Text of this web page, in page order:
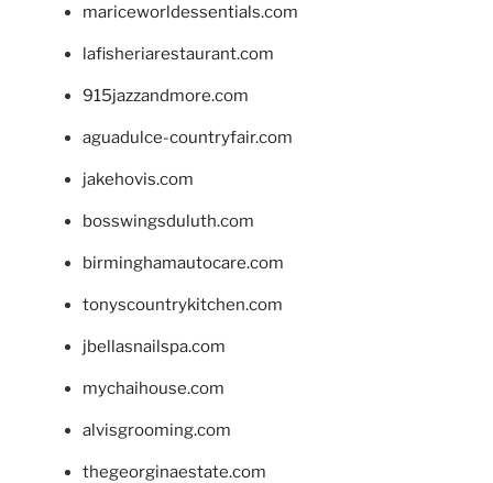
mariceworldessentials.com
lafisheriarestaurant.com
915jazzandmore.com
aguadulce-countryfair.com
jakehovis.com
bosswingsduluth.com
birminghamautocare.com
tonyscountrykitchen.com
jbellasnailspa.com
mychaihouse.com
alvisgrooming.com
thegeorginaestate.com